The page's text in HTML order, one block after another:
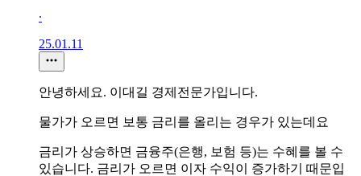
∙
25.01.11
안녕하세요. 이대길 경제전문가입니다.
물가가 오르면 보통 금리를 올리는 경우가 있는데요
금리가 상승하면 금융주(은행, 보험 등)는 수혜를 볼 수
있습니다. 금리가 오르면 이자 수익이 증가하기 때문입